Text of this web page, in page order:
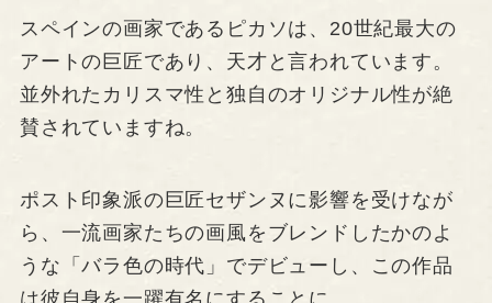
スペインの画家であるピカソは、20世紀最大の
アートの巨匠であり、天才と言われています。
並外れたカリスマ性と独自のオリジナル性が絶
賛されていますね。
ポスト印象派の巨匠セザンヌに影響を受けなが
ら、一流画家たちの画風をブレンドしたかのよ
うな「バラ色の時代」でデビューし、この作品
は彼自身を一躍有名にすることに。